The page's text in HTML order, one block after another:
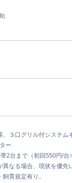
、３口グリル付システム
ー
2台まで（初回550円/台
なる場合、現状を優先
育規定有り。